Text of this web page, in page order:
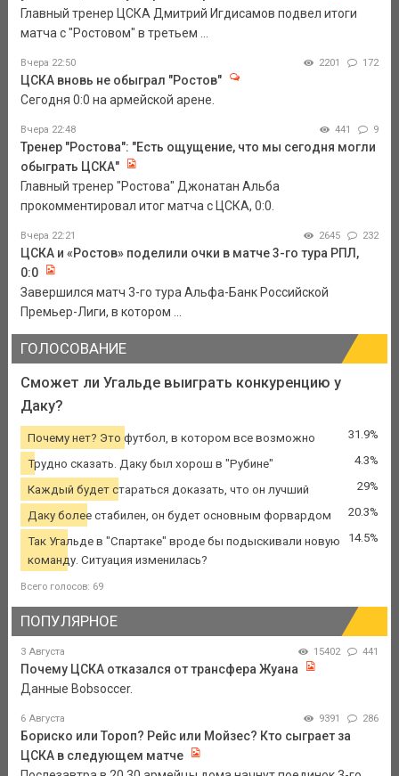
Главный тренер ЦСКА Дмитрий Игдисамов подвел итоги
матча с "Ростовом" в третьем ...
Вчера 22:50 2201 172
ЦСКА вновь не обыграл "Ростов"
Сегодня 0:0 на армейской арене.
Вчера 22:48 441 9
Тренер "Ростова": "Есть ощущение, что мы сегодня могли
обыграть ЦСКА"
Главный тренер "Ростова" Джонатан Альба
прокомментировал итог матча с ЦСКА, 0:0.
Вчера 22:21 2645 232
ЦСКА и «Ростов» поделили очки в матче 3-го тура РПЛ,
0:0
Завершился матч 3-го тура Альфа-Банк Российской
Премьер-Лиги, в котором ...
ГОЛОСОВАНИЕ
Сможет ли Угальде выиграть конкуренцию у
Даку?
Почему нет? Это футбол, в котором все возможно 31.9%
Трудно сказать. Даку был хорош в "Рубине" 4.3%
Каждый будет стараться доказать, что он лучший 29%
Даку более стабилен, он будет основным форвардом 20.3%
Так Угальде в "Спартаке" вроде бы подыскивали новую
команду. Ситуация изменилась?
14.5%
Всего голосов: 69
ПОПУЛЯРНОЕ
3 Августа 15402 441
Почему ЦСКА отказался от трансфера Жуана
Данные Bobsoccer.
6 Августа 9391 286
Бориско или Тороп? Рейс или Мойзес? Кто сыграет за
ЦСКА в следующем матче